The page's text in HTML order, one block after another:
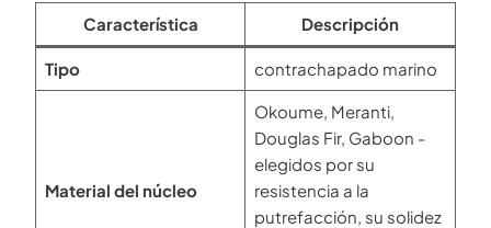
Característica Descripción
Tipo contrachapado marino
Material del núcleo
Okoume, Meranti,
Douglas Fir, Gaboon -
elegidos por su
resistencia a la
putrefacción, su solidez